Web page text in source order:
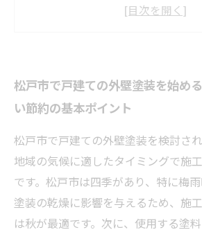
材料選びが節約の鍵！松戸市戸
市の戸建て住宅編〜
信頼できる施工業者の見極め方
外壁塗装完了！松戸市戸建て
耐久性を保つためのメンテナン
まとめ：松戸市の戸建て外壁
し、安心の住まいを実現するス
松戸市で戸建ての外壁塗装を始め
い節約の基本ポイント
松戸市で戸建ての外壁塗装を検討さ
地域の気候に適したタイミングで施
です。松戸市は四季があり、特に梅
塗装の乾燥に影響を与えるため、施
は秋が最適です。次に、使用する塗